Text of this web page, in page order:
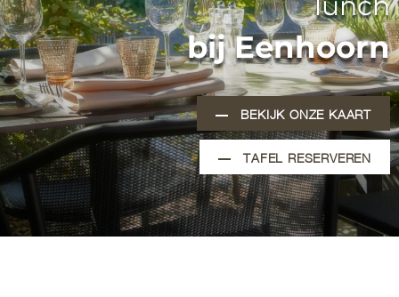
bij Eenhoorn
BEKIJK ONZE KAART
TAFEL RESERVEREN